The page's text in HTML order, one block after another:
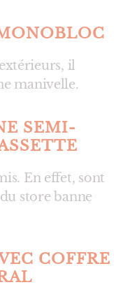
il
manivelle.
SEMI-
En effet, sont
store banne
COFFRE